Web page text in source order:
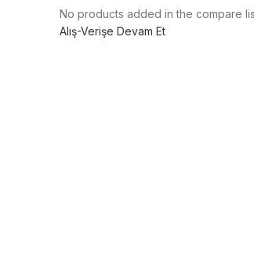
No products added in the compare
Alış-Verişe Devam Et